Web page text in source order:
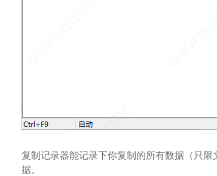
复制记录器能记录下你复制的所有数据（只
据。